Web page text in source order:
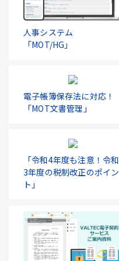
人事システム
「MOT/HG」
電子帳簿保存法に対応！
「MOT文書管理」
「令和4年度も注意！令和
3年度の税制改正のポイン
ト」